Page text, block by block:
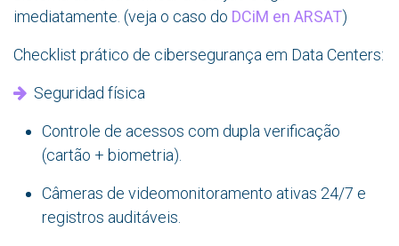
imediatamente. (veja o caso do DCiM en ARSAT)
Checklist prático de cibersegurança em Data Centers:
Seguridad física
Controle de acessos com dupla verificação
(cartão + biometria).
Câmeras de videomonitoramento ativas 24/7 e
registros auditáveis.